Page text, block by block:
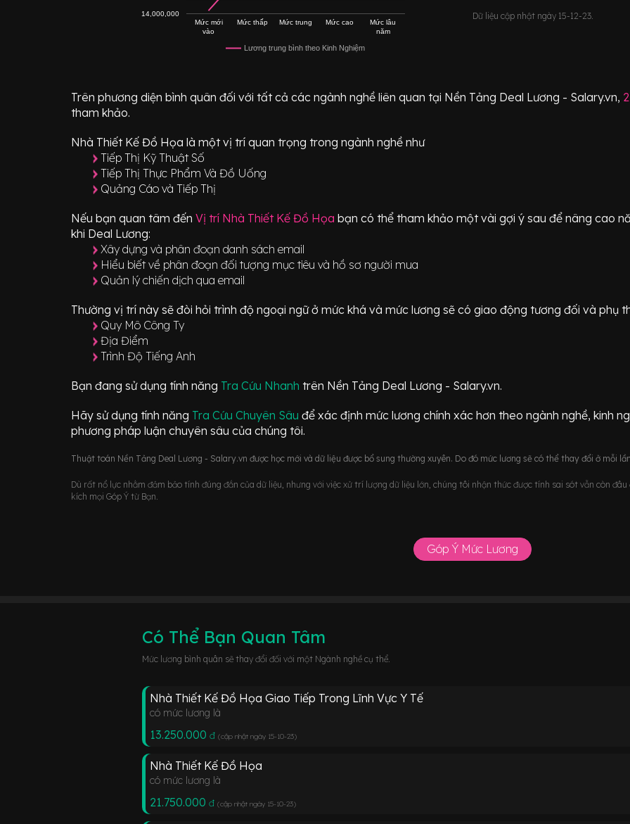
Lương trung bình theo Kinh Nghiệm
Mức mới
vào
Mức thấp Mức trung Mức cao
Mức lâu
năm
14,000,000 Dữ liệu cập nhật ngày 15-12-23.
Trên phương diện bình quân đối với tất cả các ngành nghề liên quan tại Nền Tảng Deal Lương - Salary.vn,
tham khảo.
Nhà Thiết Kế Đồ Họa là một vị trí quan trọng trong ngành nghề như
Tiếp Thị Kỹ Thuật Số
Tiếp Thị Thực Phẩm Và Đồ Uống
Quảng Cáo và Tiếp Thị
Nếu bạn quan tâm đến Vị trí Nhà Thiết Kế Đồ Họa bạn có thể tham khảo một vài gợi ý sau để nâng cao
khi Deal Lương:
Xây dựng và phân đoạn danh sách email
Hiểu biết về phân đoạn đối tượng mục tiêu và hồ sơ người mua
Quản lý chiến dịch qua email
Thường vị trí này sẽ đòi hỏi trình độ ngoại ngữ ở mức khá và mức lương sẽ có giao động tương đối và phụ
Quy Mô Công Ty
Địa Điểm
Trình Độ Tiếng Anh
Bạn đang sử dụng tính năng Tra Cứu Nhanh trên Nền Tảng Deal Lương - Salary.vn.
Hãy sử dụng tính năng Tra Cứu Chuyên Sâu để xác định mức lương chính xác hơn theo ngành nghề, kinh
phương pháp luận chuyên sâu của chúng tôi.
Thuật toán Nền Tảng Deal Lương - Salary.vn được học mới và dữ liệu được bổ sung thường xuyên. Do đó mức lương sẽ có thể thay đổi ở mỗi
Dù rất nổ lực nhằm đảm bảo tính đúng đắn của dữ liệu, nhưng với việc xử trí lượng dữ liệu lớn, chúng tôi nhận thức được tính sai sót vẫn còn
kích mọi Góp Ý từ Bạn.
Góp Ý Mức Lương
Có Thể Bạn Quan Tâm
Mức lương bình quân sẽ thay đổi đối với một Ngành nghề cụ thể.
Nhà Thiết Kế Đồ Họa Giao Tiếp Trong Lĩnh Vực Y Tế
có mức lương là
13.250.000 đ (cập nhật ngày 15-10-23)
Nhà Thiết Kế Đồ Họa
có mức lương là
21.750.000 đ (cập nhật ngày 15-10-23)